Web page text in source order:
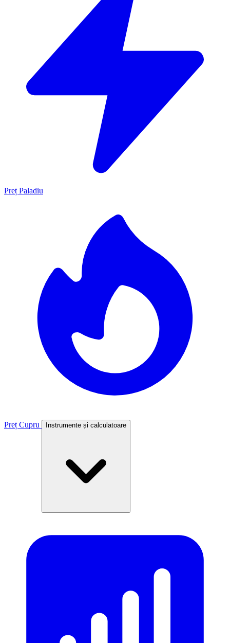
Preț Paladiu
Preț Cupru Instrumente și calculatoare